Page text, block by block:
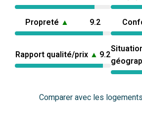
Propreté ▲ 9.2
Rapport qualité/prix ▲ 9.2
Comparer avec les